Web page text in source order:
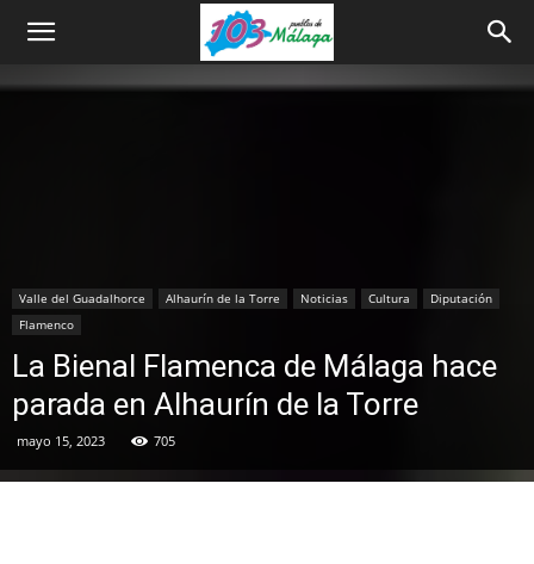
Valle del Guadalhorce Alhaurín de la Torre Noticias Cultura
Diputación
Flamenco
La Bienal Flamenca de Málaga hace
parada en Alhaurín de la Torre
mayo 15, 2023 705